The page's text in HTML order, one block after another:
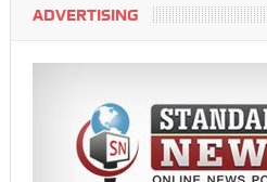
ADVERTISING